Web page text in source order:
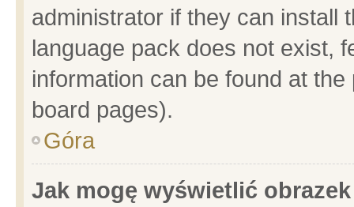
administrator if they can install
language pack does not exist,
information can be found at
board pages).
Góra
Jak mogę wyświetlić